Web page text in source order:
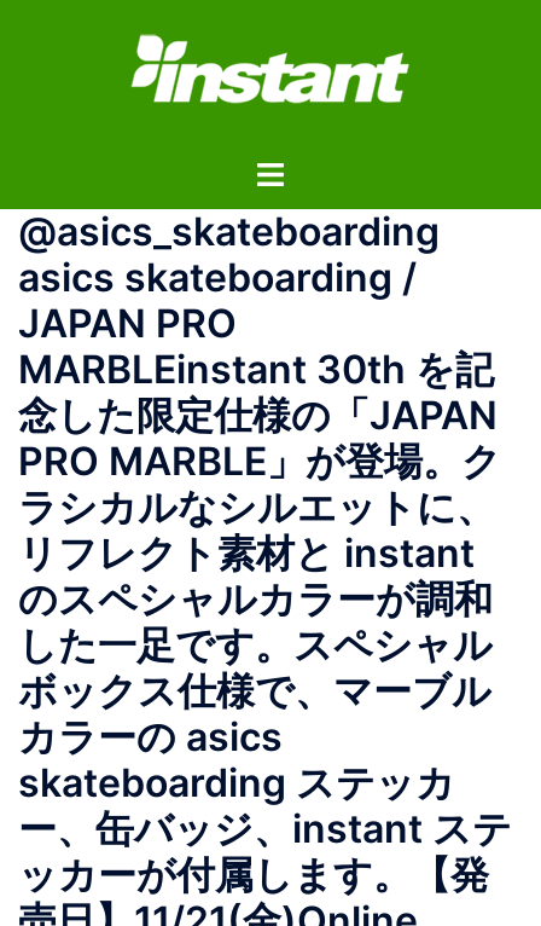
ス
ト
ル
ニ
@asics_skateboarding
asics skateboarding /
JAPAN PRO
MARBLEinstant 30th を記
念した限定仕様の「JAPAN
PRO MARBLE」が登場。ク
ラシカルなシルエットに、
リフレクト素材と instant
のスペシャルカラーが調和
した一足です。スペシャル
ボックス仕様で、マーブル
カラーの asics
skateboarding ステッカ
ー、缶バッジ、instant ステ
ッカーが付属します。【発